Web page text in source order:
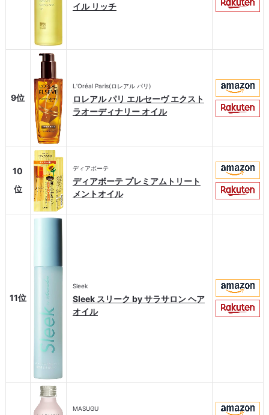
イル リッチ
9位
L’Oréal Paris(ロレアル パリ)
ロレアル パリ エルセーヴ エクスト
ラオーディナリー オイル
10
位
ディアボーテ
ディアボーテ プレミアムトリート
メントオイル
11位
Sleek
Sleek スリーク by サラサロン ヘア
オイル
MASUGU